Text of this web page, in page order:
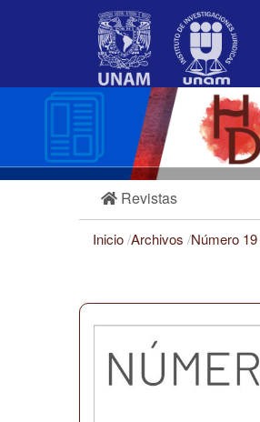
Barra
Revistas
Inicio/Archivos /Número 19